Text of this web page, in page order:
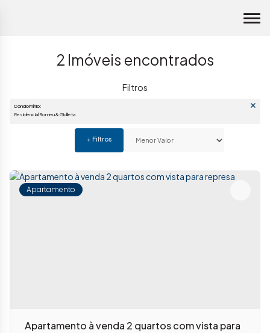
2 Imóveis encontrados
Condomínio:
Residencial Romeu & Giullieta
Apartamento
Apartamento à venda 2 quartos com vista para